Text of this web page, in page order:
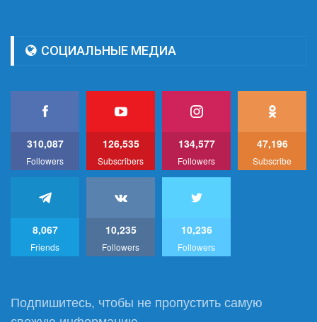
СОЦИАЛЬНЫЕ МЕДИА
310,087
Followers
126,535
Subscribers
134,577
Followers
47,196
Subscribe
8,067
Friends
10,235
Followers
10,236
Followers
Подпишитесь, чтобы не пропустить самую